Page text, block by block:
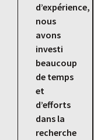
d’expérience,
nous
avons
investi
beaucoup
de temps
et
d’efforts
dans la
recherche